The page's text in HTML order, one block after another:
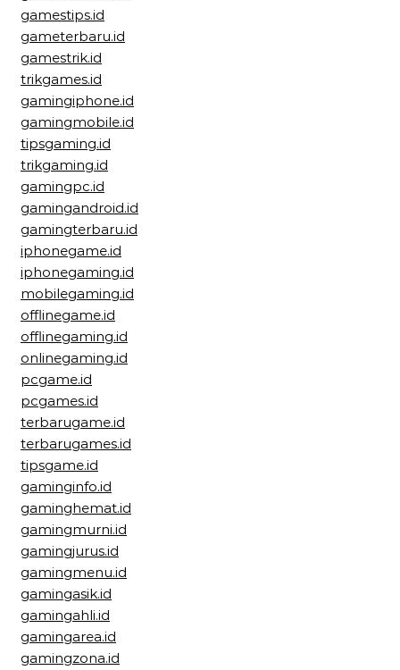
gamestips.id
gameterbaru.id
gamestrik.id
trikgames.id
gamingiphone.id
gamingmobile.id
tipsgaming.id
trikgaming.id
gamingpc.id
gamingandroid.id
gamingterbaru.id
iphonegame.id
iphonegaming.id
mobilegaming.id
offlinegame.id
offlinegaming.id
onlinegaming.id
pcgame.id
pcgames.id
terbarugame.id
terbarugames.id
tipsgame.id
gaminginfo.id
gaminghemat.id
gamingmurni.id
gamingjurus.id
gamingmenu.id
gamingasik.id
gamingahli.id
gamingarea.id
gamingzona.id